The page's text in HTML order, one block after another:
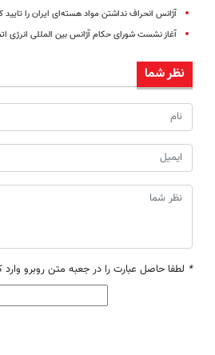
آژانس انحراف‌ نداشتن مواد هسته‌ای‌ ایران را تایید
آغاز نشست شورای حکام آژانس بین المللی انرژی
نظر شما
* لطفا حاصل عبارت را در جعبه متن روبرو وارد